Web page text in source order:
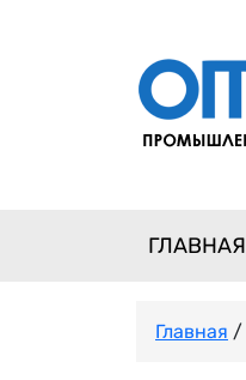
ГЛАВНАЯ
Главная /